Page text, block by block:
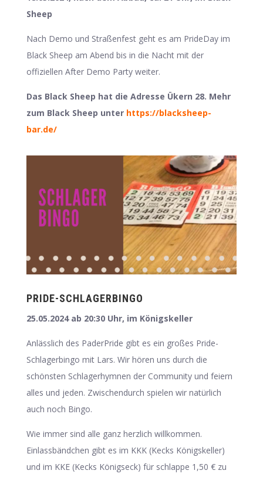
Sheep
Nach Demo und Straßenfest geht es am PrideDay im
Black Sheep am Abend bis in die Nacht mit der
offiziellen After Demo Party weiter.
Das Black Sheep hat die Adresse Ükern 28. Mehr
zum Black Sheep unter https://blacksheep-
bar.de/
PRIDE-SCHLAGERBINGO
25.05.2024 ab 20:30 Uhr, im Königskeller
Anlässlich des PaderPride gibt es ein großes Pride-
Schlagerbingo mit Lars. Wir hören uns durch die
schönsten Schlagerhymnen der Community und feiern
alles und jeden. Zwischendurch spielen wir natürlich
auch noch Bingo.
Wie immer sind alle ganz herzlich willkommen.
Einlassbändchen gibt es im KKK (Kecks Königskeller)
und im KKE (Kecks Königseck) für schlappe 1,50 € zu